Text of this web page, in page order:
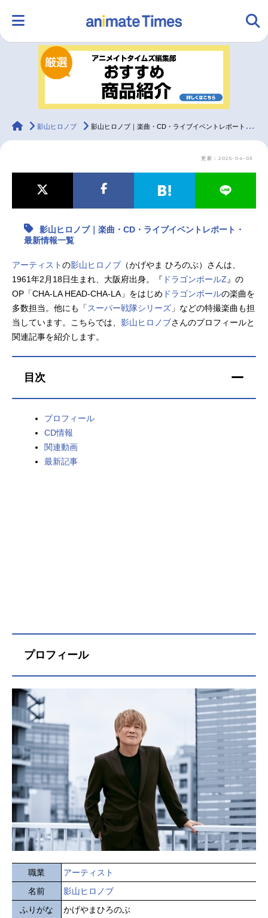
ランキング アニメ
ラジオ みんなの声
最新記事一覧
アニメ記事一覧 声優記事一覧
アニメ映画一覧 実写化映画一覧
今期アニメ曜日別一覧
春アニメ
animateTimes
影山ヒロノブ 影山ヒロノブ｜楽曲・CD・ライブイベントレポート・最新情報一覧
更新：2025-04-03
影山ヒロノブ｜楽曲・CD・ライブイベントレポート・
最新情報一覧
アーティストの影山ヒロノブ （かげやま ひろのぶ）さんは、
1961年2月18日生まれ、大阪府出身。『 ドラゴンボールZ 』の
OP「CHA-LA HEAD-CHA-LA」をはじめ ドラゴンボールの楽曲を
多数担当。他にも「 スーパー戦隊シリーズ 」などの特撮楽曲も担
当しています。こちらでは、 影山ヒロノブさんのプロフィールと
関連記事を紹介します。
目次
プロフィール
CD情報
関連動画
最新記事
プロフィール
職業
アーティスト
名前
影山ヒロノブ
ふりがな
かげやまひろのぶ